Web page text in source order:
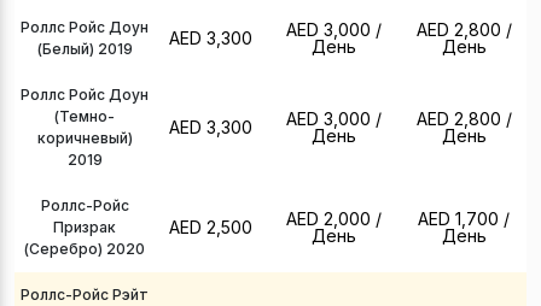
Роллс Ройс Доун
(Белый) 2019
AED 3,300 AED 3,000 /
День
AED 2,800 /
День
Роллс Ройс Доун
(Темно-
коричневый)
2019
AED 3,300 AED 3,000 /
День
AED 2,800 /
День
Роллс-Ройс
Призрак
(Серебро) 2020
AED 2,500 AED 2,000 /
День
AED 1,700 /
День
Роллс-Ройс Рэйт